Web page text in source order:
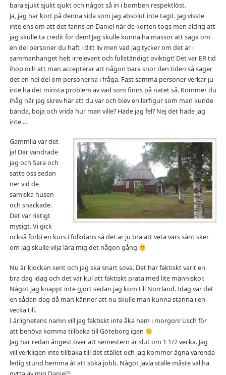
bara sjukt sjukt sjukt och något så in i bomben respektlöst.
Ja, jag har kort på denna sida som jag absolut inte tagit. Jag visste
inte ens om att det fanns en Daniel när de korten togs men aldrig att
jag skulle ta credit för dem! Jag skulle kunna ha massor att säga om
en del personer du haft i ditt liv men vad jag tycker om det är i
sammanhanget helt irrelevant och fullständigt oviktigt! Det var ER tid
ihop och att man accepterar att någon bara snor den tiden så säger
det en hel del om personerna i fråga. Fast samma personer verkar ju
inte ha det minsta problem av vad som finns på nätet så. Kommer du
ihåg när jag skrev här att du var och blev en lerfigur som man kunde
bända, böja och vrida hur man ville? Hade jag fel? Nej det hade jag
inte….
Gammlia var det
ja! Där vandrade
jag och Sara och
satte oss sedan
ner vid de
samiska husen
och snackade.
Det var riktigt
mysigt. Vi gick
också förbi en kurs i folkdans så det är ju bra att veta vars sånt sker
om jag skulle vilja lära mig det någon gång
Nu är klockan sent och jag ska snart sova. Det har faktiskt varit en
bra dag idag och det var kul att faktiskt prata med lite människor.
Något jag knappt inte gjort sedan jag kom till Norrland. Idag var det
en sådan dag då man känner att nu skulle man kunna stanna i en
vecka till.
I ärlighetens namn vill jag faktiskt inte åka hem i morgon! Usch för
att behöva komma tillbaka till Göteborg igen
Jag har redan ångest över att semestern är slut om 1 1/2 vecka. Jag
vill verkligen inte tillbaka till det stället och jag kommer ägna varenda
ledig stund hemma åt att söka jobb. Något jävla ställe måste väl ha